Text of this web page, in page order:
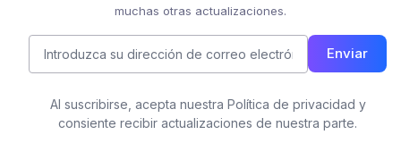
muchas otras actualizaciones.
Enviar
Al suscribirse, acepta nuestra Política de privacidad y
consiente recibir actualizaciones de nuestra parte.